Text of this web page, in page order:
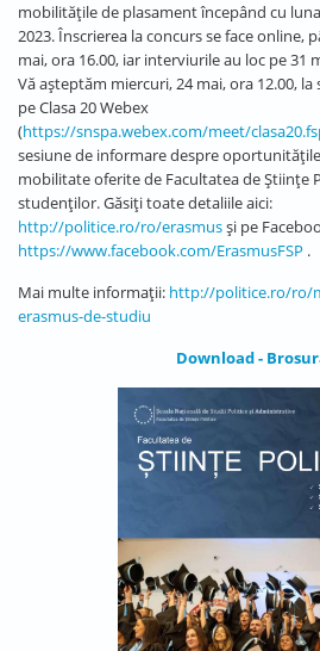
mobilitățile de plasament începând cu
2023. Înscrierea la concurs se face online,
mai, ora 16.00, iar interviurile au loc pe 31
Vă așteptăm miercuri, 24 mai, ora 12.00, la
pe Clasa 20 Webex
(https://snspa.webex.com/meet/
sesiune de informare despre
mobilitate oferite de Facultatea de Științe
studenților. Găsiți toate detaliile aici:
http://politice.ro/ro/erasmusși pe
https://www.facebook.com/ErasmusFSP .
Mai multe informații: http://politice.ro/ro/
erasmus-de-studiu
Download -